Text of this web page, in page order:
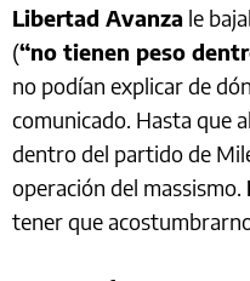
Libertad Avanza le
(“no tienen peso
no podían explicar de
comunicado. Hasta que
dentro del partido de
operación del massismo.
tener que